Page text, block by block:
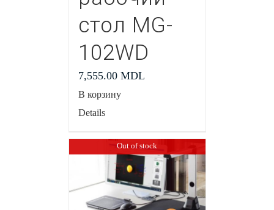
стол MG-
102WD
7,555.00 MDL
В корзину
Details
Out of stock